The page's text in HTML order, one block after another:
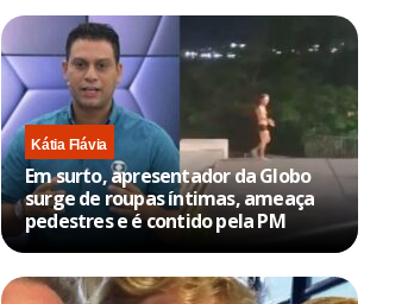
Kátia Flávia
Em surto, apresentador da Globo
surge de roupas íntimas, ameaça
pedestres e é contido pela PM